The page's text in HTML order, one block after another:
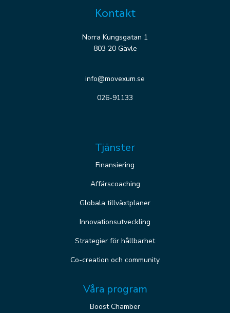
Kontakt
Norra Kungsgatan 1
803 20 Gävle
info@movexum.se
026-91133
Tjänster
Finansiering
Affärscoaching
Globala tillväxtplaner
Innovationsutveckling
Strategier för hållbarhet
Co-creation och community
Våra program
Boost Chamber